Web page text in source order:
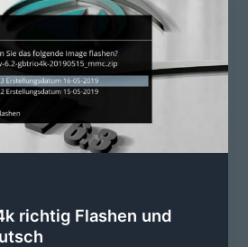
richtig Flashen und